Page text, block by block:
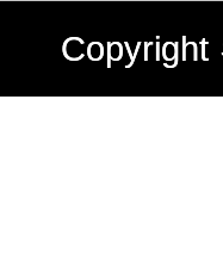
Copyright